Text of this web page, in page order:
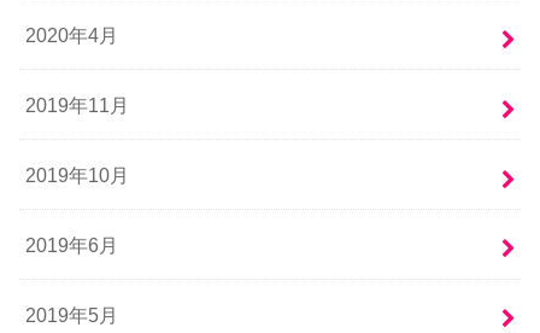
2020年4月
2019年11月
2019年10月
2019年6月
2019年5月